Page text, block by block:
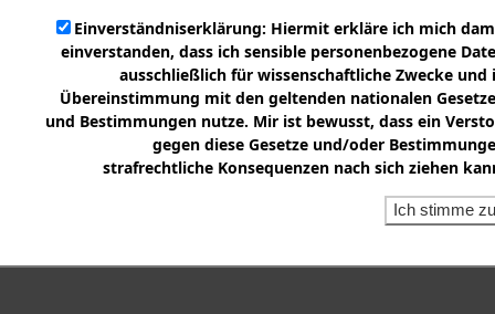
Einverständniserklärung: Hiermit erkläre ich mich
einverstanden, dass ich sensible personenbezogene
ausschließlich für wissenschaftliche Zwecke und
Übereinstimmung mit den geltenden nationalen
und Bestimmungen nutze. Mir ist bewusst, dass ein
gegen diese Gesetze und/oder
strafrechtliche Konsequenzen nach sich ziehen
Ich stimme